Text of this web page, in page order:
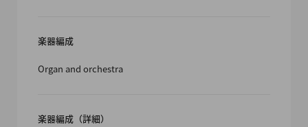
楽器編成
Organ and orchestra
楽器編成（詳細）